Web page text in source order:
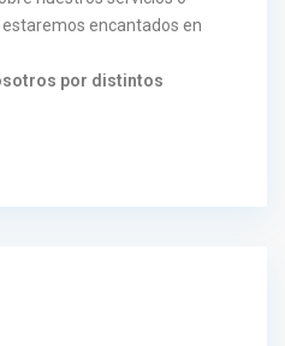
encantados en
por distintos